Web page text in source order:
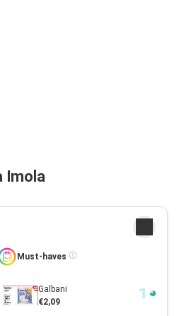
Imola
Must-haves
Galbani
€2,09